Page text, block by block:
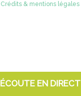
ÉCOUTE EN DIRECT
Crédits & mentions légales